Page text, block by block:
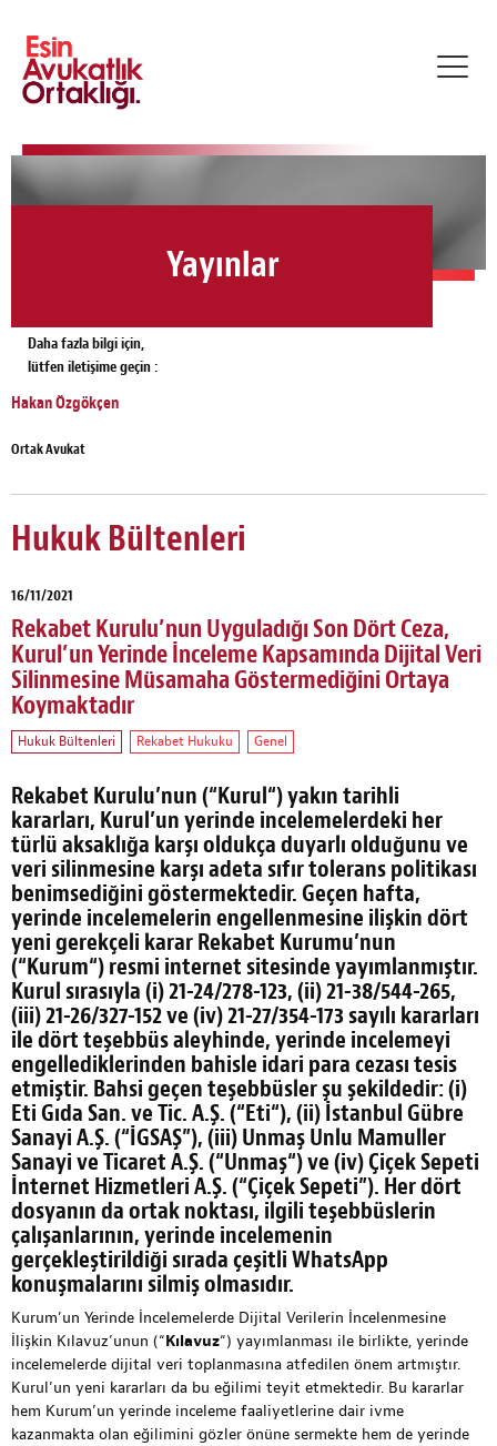
Yayınlar
Daha fazla bilgi için,
lütfen iletişime geçin :
Hakan Özgökçen
Ortak Avukat
Hukuk Bültenleri
16/11/2021
Rekabet Kurulu’nun Uyguladığı Son Dört Ceza,
Kurul’un Yerinde İnceleme Kapsamında Dijital Veri
Silinmesine Müsamaha Göstermediğini Ortaya
Koymaktadır
Hukuk Bültenleri Rekabet Hukuku Genel
Rekabet Kurulu’nun (“Kurul“) yakın tarihli
kararları, Kurul’un yerinde incelemelerdeki her
türlü aksaklığa karşı oldukça duyarlı olduğunu ve
veri silinmesine karşı adeta sıfır tolerans politikası
benimsediğini göstermektedir. Geçen hafta,
yerinde incelemelerin engellenmesine ilişkin dört
yeni gerekçeli karar Rekabet Kurumu’nun
(“Kurum“) resmi internet sitesinde yayımlanmıştır.
Kurul sırasıyla(i)21-24/278-123,(ii)21-38/544-265,
(iii)21-26/327-152 ve (iv) 21-27/354-173 sayılı kararları
ile dört teşebbüs aleyhinde, yerinde incelemeyi
engellediklerinden bahisle idari para cezası tesis
etmiştir. Bahsi geçen teşebbüsler şu şekildedir:(i)
Eti Gıda San. ve Tic. A.Ş. (“Eti“),(ii)İstanbul Gübre
Sanayi A.Ş. (“İGSAŞ”),(iii)Unmaş Unlu Mamuller
Sanayi ve Ticaret A.Ş. (“Unmaş“) ve (iv) Çiçek Sepeti
İnternet Hizmetleri A.Ş. (“Çiçek Sepeti”). Her dört
dosyanın da ortak noktası, ilgili teşebbüslerin
çalışanlarının, yerinde incelemenin
gerçekleştirildiği sırada çeşitli WhatsApp
konuşmalarını silmiş olmasıdır.
Kurum’un Yerinde İncelemelerde Dijital Verilerin İncelenmesine
İlişkin Kılavuz’unun (“Kılavuz“) yayımlanması ile birlikte, yerinde
incelemelerde dijital veri toplanmasına atfedilen önem artmıştır.
Kurul’un yeni kararları da bu eğilimi teyit etmektedir. Bu kararlar
hem Kurum’un yerinde inceleme faaliyetlerine dair ivme
kazanmakta olan eğilimini gözler önüne sermekte hem de yerinde